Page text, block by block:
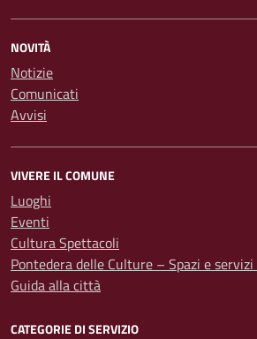
NOVITÀ
Notizie
Comunicati
Avvisi
VIVERE IL COMUNE
Luoghi
Eventi
Cultura Spettacoli
Pontedera delle Culture – Spazi e
Guida alla città
CATEGORIE DI SERVIZIO